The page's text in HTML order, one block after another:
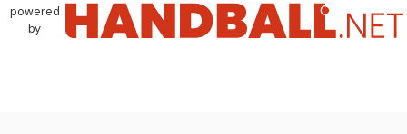
powered
by